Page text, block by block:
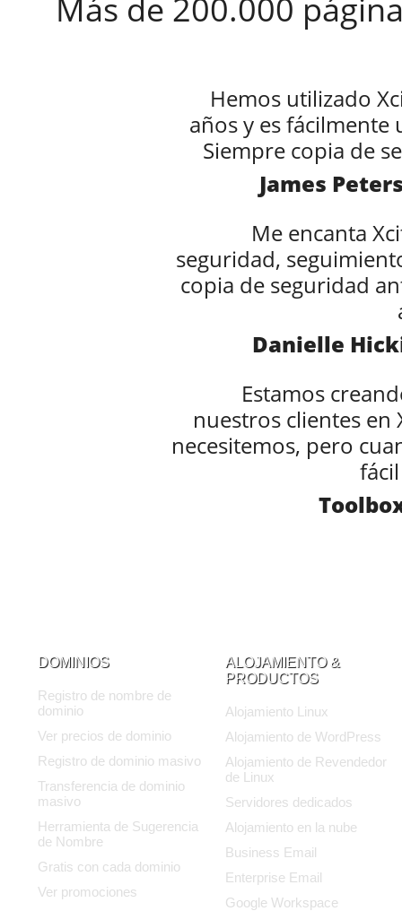
Más de 200.000
Hemos utilizado
años y es
Siempre copia de
James
Me encanta
seguridad,
copia de seguridad
Danielle
Estamos
nuestros clientes en
necesitemos, pero
DOMINIOS
Registro de nombre de
dominio
Ver precios de dominio
Registro de dominio masivo
Transferencia de dominio
masivo
Herramienta de Sugerencia
de Nombre
Gratis con cada dominio
Ver promociones
ALOJAMIENTO &
PRODUCTOS
Alojamiento Linux
Alojamiento de WordPress
Alojamiento de Revendedor
de Linux
Servidores dedicados
Alojamiento en la nube
Business Email
Enterprise Email
Google Workspace